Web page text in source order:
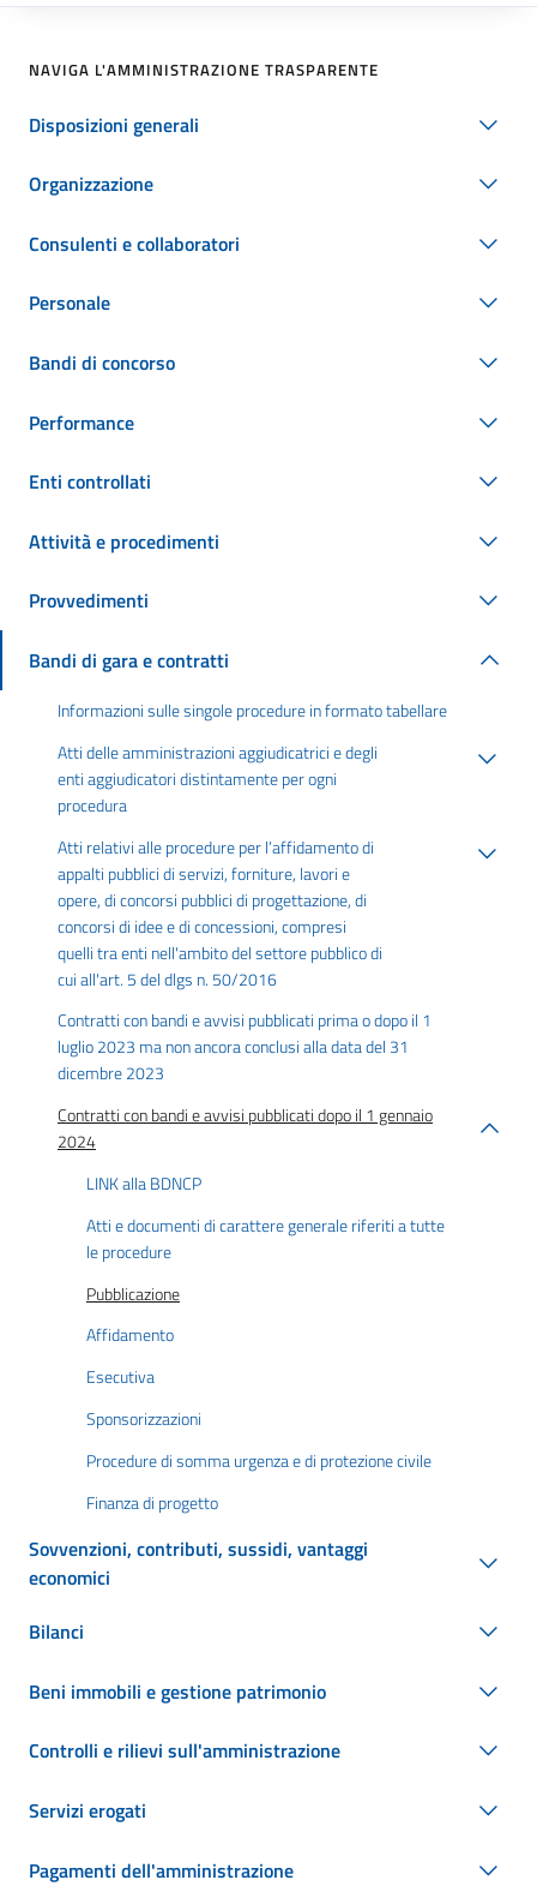
NAVIGA L'AMMINISTRAZIONE TRASPARENTE
Disposizioni generali
Organizzazione
Consulenti e collaboratori
Personale
Bandi di concorso
Performance
Enti controllati
Attività e procedimenti
Provvedimenti
Bandi di gara e contratti
Informazioni sulle singole procedure in formato tabellare
Atti delle amministrazioni aggiudicatrici e degli
enti aggiudicatori distintamente per ogni
procedura
Atti relativi alle procedure per l’affidamento di
appalti pubblici di servizi, forniture, lavori e
opere, di concorsi pubblici di progettazione, di
concorsi di idee e di concessioni, compresi
quelli tra enti nell'ambito del settore pubblico di
cui all'art. 5 del dlgs n. 50/2016
Contratti con bandi e avvisi pubblicati prima o dopo il 1
luglio 2023 ma non ancora conclusi alla data del 31
dicembre 2023
Contratti con bandi e avvisi pubblicati dopo il 1 gennaio
2024
LINK alla BDNCP
Atti e documenti di carattere generale riferiti a tutte
le procedure
Pubblicazione
Affidamento
Esecutiva
Sponsorizzazioni
Procedure di somma urgenza e di protezione civile
Finanza di progetto
Sovvenzioni, contributi, sussidi, vantaggi
economici
Bilanci
Beni immobili e gestione patrimonio
Controlli e rilievi sull'amministrazione
Servizi erogati
Pagamenti dell'amministrazione